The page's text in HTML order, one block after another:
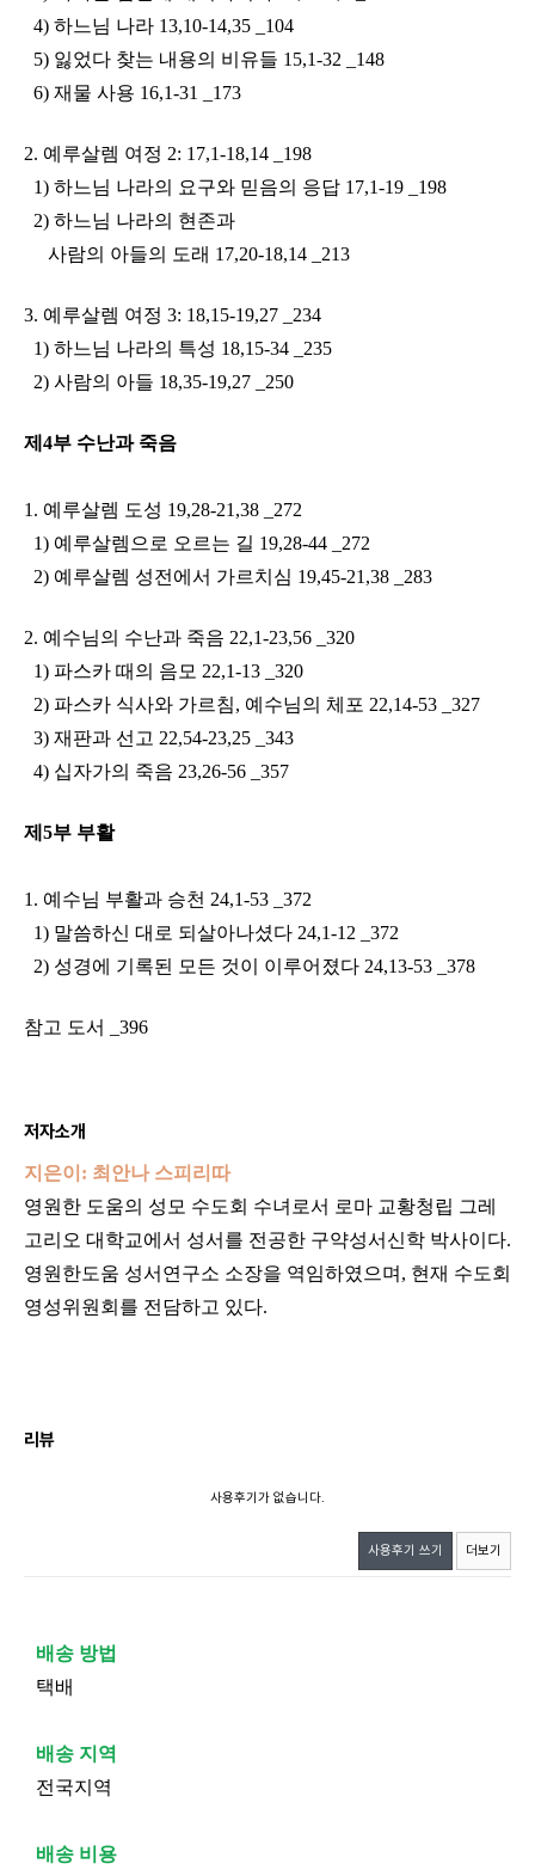
4) 하느님 나라 13,10-14,35 _104
5) 잃었다 찾는 내용의 비유들 15,1-32 _148
6) 재물 사용 16,1-31 _173
2. 예루살렘 여정 2: 17,1-18,14 _198
1) 하느님 나라의 요구와 믿음의 응답 17,1-19 _198
2) 하느님 나라의 현존과
사람의 아들의 도래 17,20-18,14 _213
3. 예루살렘 여정 3: 18,15-19,27 _234
1) 하느님 나라의 특성 18,15-34 _235
2) 사람의 아들 18,35-19,27 _250
제4부 수난과 죽음
1. 예루살렘 도성 19,28-21,38 _272
1) 예루살렘으로 오르는 길 19,28-44 _272
2) 예루살렘 성전에서 가르치심 19,45-21,38 _283
2. 예수님의 수난과 죽음 22,1-23,56 _320
1) 파스카 때의 음모 22,1-13 _320
2) 파스카 식사와 가르침, 예수님의 체포 22,14-53 _327
3) 재판과 선고 22,54-23,25 _343
4) 십자가의 죽음 23,26-56 _357
제5부 부활
1. 예수님 부활과 승천 24,1-53 _372
1) 말씀하신 대로 되살아나셨다 24,1-12 _372
2) 성경에 기록된 모든 것이 이루어졌다 24,13-53 _378
참고 도서 _396
저자소개
지은이: 최안나 스피리따
영원한 도움의 성모 수도회 수녀로서 로마 교황청립 그레
고리오 대학교에서 성서를 전공한 구약성서신학 박사이다.
영원한도움 성서연구소 소장을 역임하였으며, 현재 수도회
영성위원회를 전담하고 있다.
리뷰
사용후기가 없습니다.
사용후기 쓰기 더보기
배송 방법
택배
배송 지역
전국지역
배송 비용